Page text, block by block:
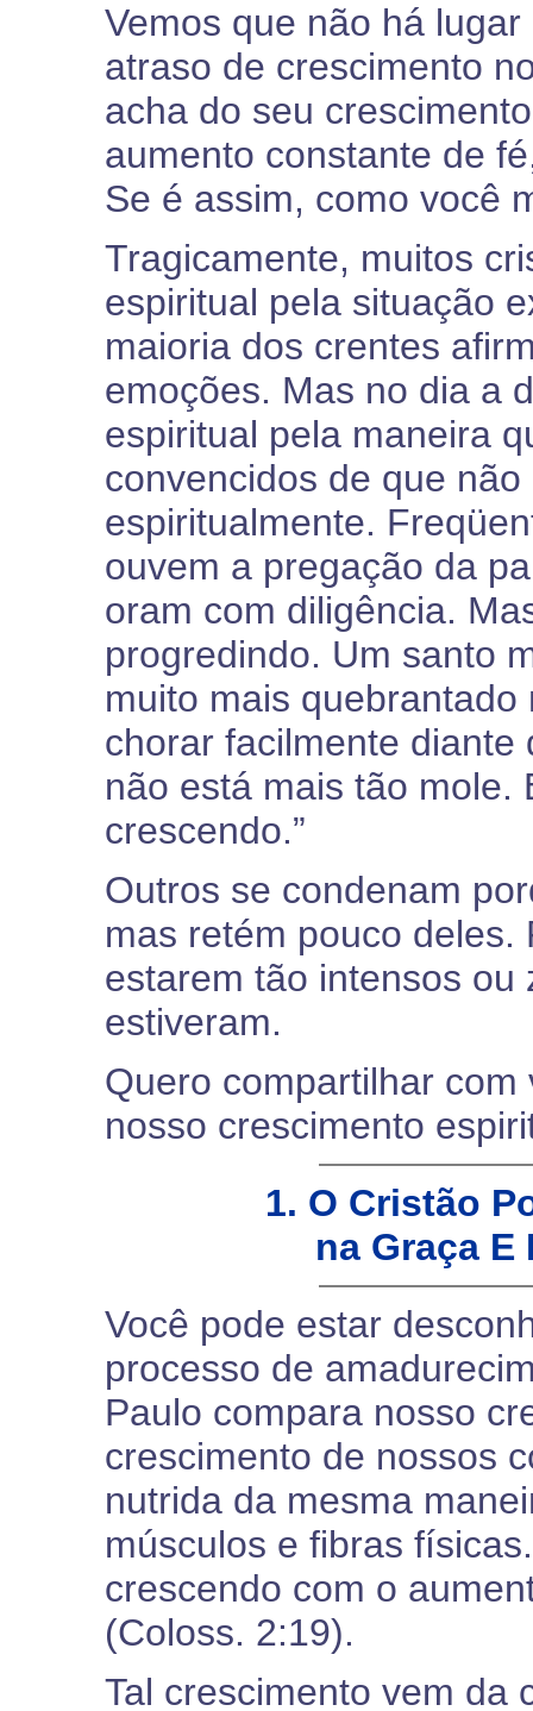
Vemos que não há
atraso de crescimento
acha do seu
aumento constante de
Se é assim, como você
Tragicamente, muitos
espiritual pela situação
maioria dos crentes
emoções. Mas no dia a
espiritual pela maneira
convencidos de que
espiritualmente.
ouvem a pregação da
oram com diligência.
progredindo. Um santo
muito mais
chorar facilmente
não está mais tão mole.
crescendo.”
Outros se condenam
mas retém pouco
estarem tão intensos ou
estiveram.
Quero compartilhar
nosso crescimento
1. O Cristão
na Graça E
Você pode estar
processo de
Paulo compara nosso
crescimento de nossos
nutrida da mesma
músculos e fibras
crescendo com o
(Coloss. 2:19).
Tal crescimento vem da